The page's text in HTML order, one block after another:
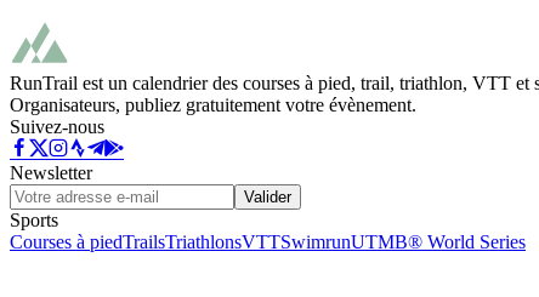
RunTrail est un calendrier des courses à pied, trail, triathlon, VTT et
Organisateurs, publiez gratuitement votre évènement.
Suivez-nous
Newsletter
Valider
Sports
Courses à piedTrailsTriathlonsVTTSwimrunUTMB® World Series